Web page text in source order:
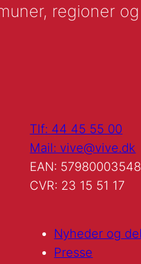
regioner
Tlf: 44 45 55 00
Mail: vive@vive.dk
EAN:
CVR: 23 15 51 17
Nyheder og
Presse